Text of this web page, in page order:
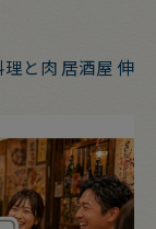
と肉 居酒屋 伸